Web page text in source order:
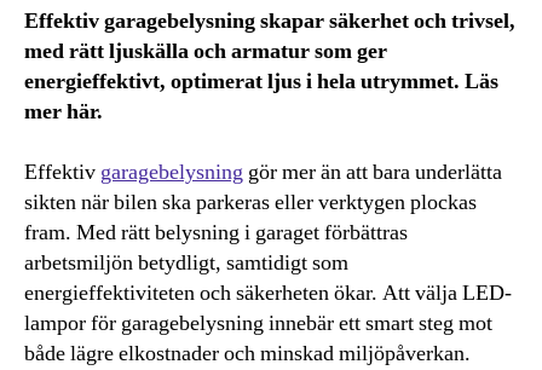
Effektiv garagebelysning skapar säkerhet och trivsel,
med rätt ljuskälla och armatur som ger
energieffektivt, optimerat ljus i hela utrymmet. Läs
mer här.
Effektiv garagebelysning gör mer än att bara underlätta
sikten när bilen ska parkeras eller verktygen plockas
fram. Med rätt belysning i garaget förbättras
arbetsmiljön betydligt, samtidigt som
energieffektiviteten och säkerheten ökar. Att välja LED-
lampor för garagebelysning innebär ett smart steg mot
både lägre elkostnader och minskad miljöpåverkan.